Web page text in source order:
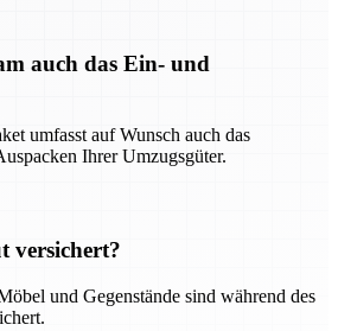
auch das Ein- und
umfasst auf Wunsch auch das
Ihrer Umzugsgüter.
versichert?
und Gegenstände sind während des